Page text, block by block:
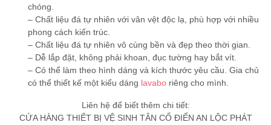
chóng.
– Chất liệu đá tự nhiên với vân vệt độc lạ, phù hợp với nhiều
phong cách kiến trúc.
– Chất liệu đá tự nhiên vô cùng bền và đẹp theo thời gian.
– Dễ lắp đặt, không phải khoan, đục tường hay bắt vít.
– Có thể làm theo hình dáng và kích thước yêu cầu. Gia chủ
có thể thiết kế một kiểu dáng lavabo riêng cho mình.
Liên hệ để biết thêm chi tiết:
CỬA HÀNG THIẾT BỊ VỆ SINH TÂN CỔ ĐIỂN AN LỘC PHÁT